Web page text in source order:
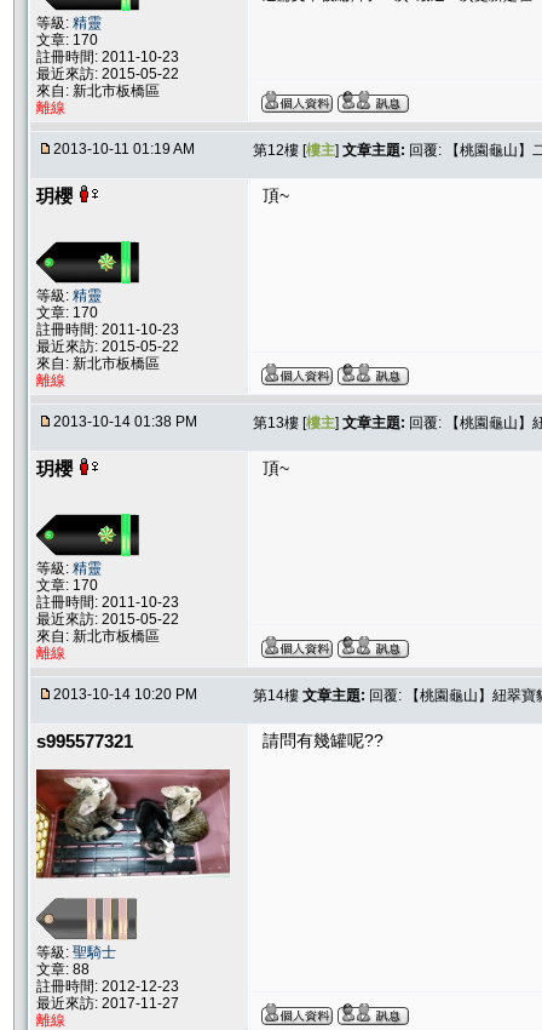
等級: 精靈
文章: 170
註冊時間: 2011-10-23
最近來訪: 2015-05-22
來自: 新北市板橋區
離線
2013-10-11 01:19 AM 第12樓 [樓主] 文章主題: 回覆: 【桃園龜山】
玥櫻
等級: 精靈
文章: 170
註冊時間: 2011-10-23
最近來訪: 2015-05-22
來自: 新北市板橋區
離線
頂~
2013-10-14 01:38 PM 第13樓 [樓主] 文章主題: 回覆: 【桃園龜山】
玥櫻
等級: 精靈
文章: 170
註冊時間: 2011-10-23
最近來訪: 2015-05-22
來自: 新北市板橋區
離線
頂~
2013-10-14 10:20 PM 第14樓 文章主題: 回覆: 【桃園龜山】紐翠
s995577321
等級: 聖騎士
文章: 88
註冊時間: 2012-12-23
最近來訪: 2017-11-27
離線
請問有幾罐呢??